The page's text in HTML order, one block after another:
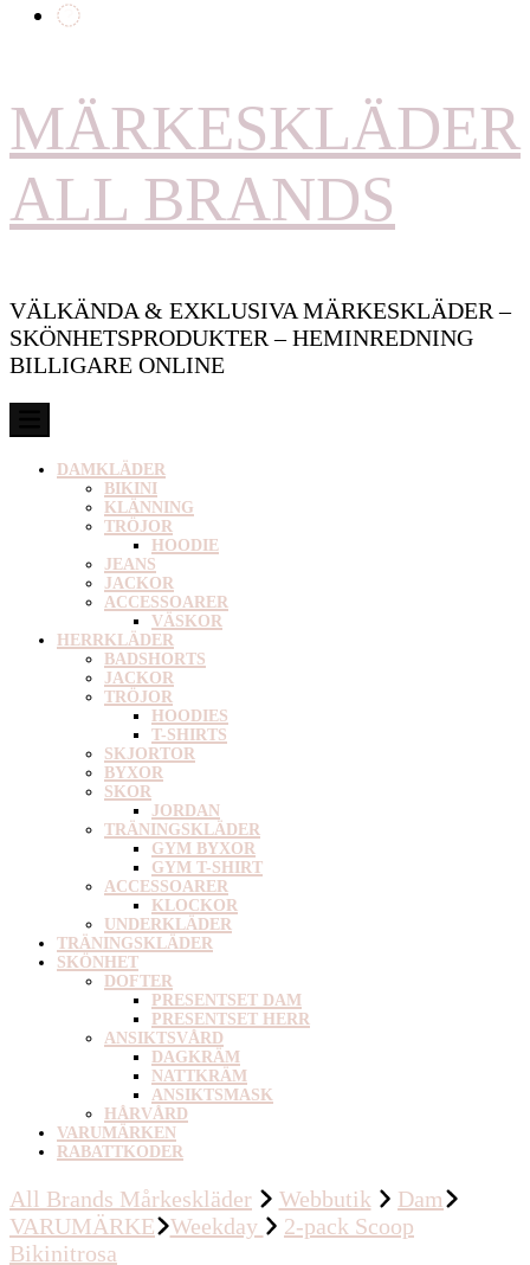
MÄRKESKLÄDER
ALL BRANDS
VÄLKÄNDA & EXKLUSIVA MÄRKESKLÄDER –
SKÖNHETSPRODUKTER – HEMINREDNING
BILLIGARE ONLINE
DAMKLÄDER
BIKINI
KLÄNNING
TRÖJOR
HOODIE
JEANS
JACKOR
ACCESSOARER
VÄSKOR
HERRKLÄDER
BADSHORTS
JACKOR
TRÖJOR
HOODIES
T-SHIRTS
SKJORTOR
BYXOR
SKOR
JORDAN
TRÄNINGSKLÄDER
GYM BYXOR
GYM T-SHIRT
ACCESSOARER
KLOCKOR
UNDERKLÄDER
TRÄNINGSKLÄDER
SKÖNHET
DOFTER
PRESENTSET DAM
PRESENTSET HERR
ANSIKTSVÅRD
DAGKRÄM
NATTKRÄM
ANSIKTSMASK
HÅRVÅRD
VARUMÄRKEN
RABATTKODER
All Brands Mårkeskläder Webbutik
Dam
VARUMÄRKE
Weekday
2-pack Scoop
Bikinitrosa